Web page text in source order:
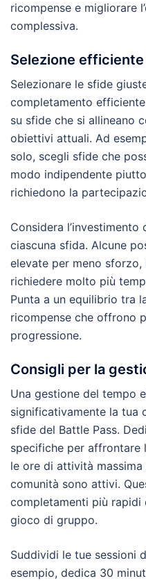
ricompense e migliorare
complessiva.
Selezione
Selezionare le sfide
completamento
su sfide che si allineano
obiettivi attuali. Ad
solo, scegli sfide che
modo indipendente
richiedono la
Considera
ciascuna sfida. Alcune
elevate per meno
richiedere molto più
Punta a un equilibrio tra
ricompense che offrono
progressione.
Consigli per la
Una gestione del tempo
significativamente la tua
sfide del Battle Pass.
specifiche per affrontare
le ore di attività
comunità sono attivi.
completamenti più
gioco di gruppo.
Suddividi le tue sessioni
esempio, dedica 30